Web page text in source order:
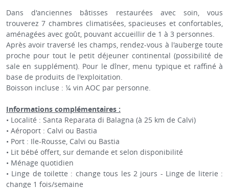
Dans d'anciennes bâtisses restaurées avec soin, vous
trouverez 7 chambres climatisées, spacieuses et confortables,
aménagées avec goût, pouvant accueillir de 1 à 3 personnes.
Après avoir traversé les champs, rendez-vous à l'auberge toute
proche pour tout le petit déjeuner continental (possibilité de
sale en supplément). Pour le dîner, menu typique et raffiné à
base de produits de l'exploitation.
Boisson incluse : ¼ vin AOC par personne.
Informations complémentaires :
• Localité : Santa Reparata di Balagna (à 25 km de Calvi)
• Aéroport : Calvi ou Bastia
• Port : Ile-Rousse, Calvi ou Bastia
• Lit bébé offert, sur demande et selon disponibilité
• Ménage quotidien
• Linge de toilette : change tous les 2 jours - Linge de literie :
change 1 fois/semaine